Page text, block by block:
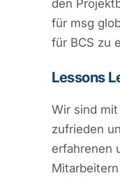
den
für msg
für BCS zu
Lessons
Wir sind
zufrieden
erfahrenen